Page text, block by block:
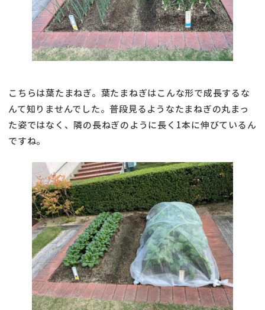
こちらは葉たまねぎ。葉たまねぎはこんな形で成長するな
んて知りませんでした。普段見るようなたまねぎの丸まっ
た姿ではなく、隣の長ねぎのように長く1本に伸びているん
ですね。